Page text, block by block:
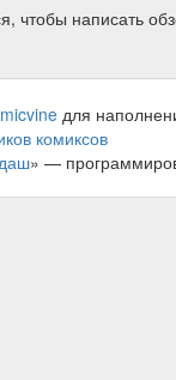
чтобы написать
для
комиксов
» —